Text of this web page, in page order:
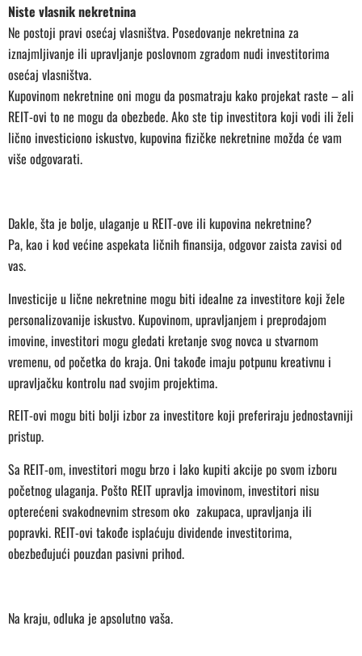
Niste vlasnik nekretnina
Ne postoji pravi osećaj vlasništva. Posedovanje nekretnina za
iznajmljivanje ili upravljanje poslovnom zgradom nudi investitorima
osećaj vlasništva.
Kupovinom nekretnine oni mogu da posmatraju kako projekat raste – ali
REIT-ovi to ne mogu da obezbede. Ako ste tip investitora koji vodi ili želi
lično investiciono iskustvo, kupovina fizičke nekretnine možda će vam
više odgovarati.
Dakle, šta je bolje, ulaganje u REIT-ove ili kupovina nekretnine?
Pa, kao i kod većine aspekata ličnih finansija, odgovor zaista zavisi od
vas.
Investicije u lične nekretnine mogu biti idealne za investitore koji žele
personalizovanije iskustvo. Kupovinom, upravljanjem i preprodajom
imovine, investitori mogu gledati kretanje svog novca u stvarnom
vremenu, od početka do kraja. Oni takođe imaju potpunu kreativnu i
upravljačku kontrolu nad svojim projektima.
REIT-ovi mogu biti bolji izbor za investitore koji preferiraju jednostavniji
pristup.
Sa REIT-om, investitori mogu brzo i lako kupiti akcije po svom izboru
početnog ulaganja. Pošto REIT upravlja imovinom, investitori nisu
opterećeni svakodnevnim stresom oko zakupaca, upravljanja ili
popravki. REIT-ovi takođe isplaćuju dividende investitorima,
obezbeđujući pouzdan pasivni prihod.
Na kraju, odluka je apsolutno vaša.